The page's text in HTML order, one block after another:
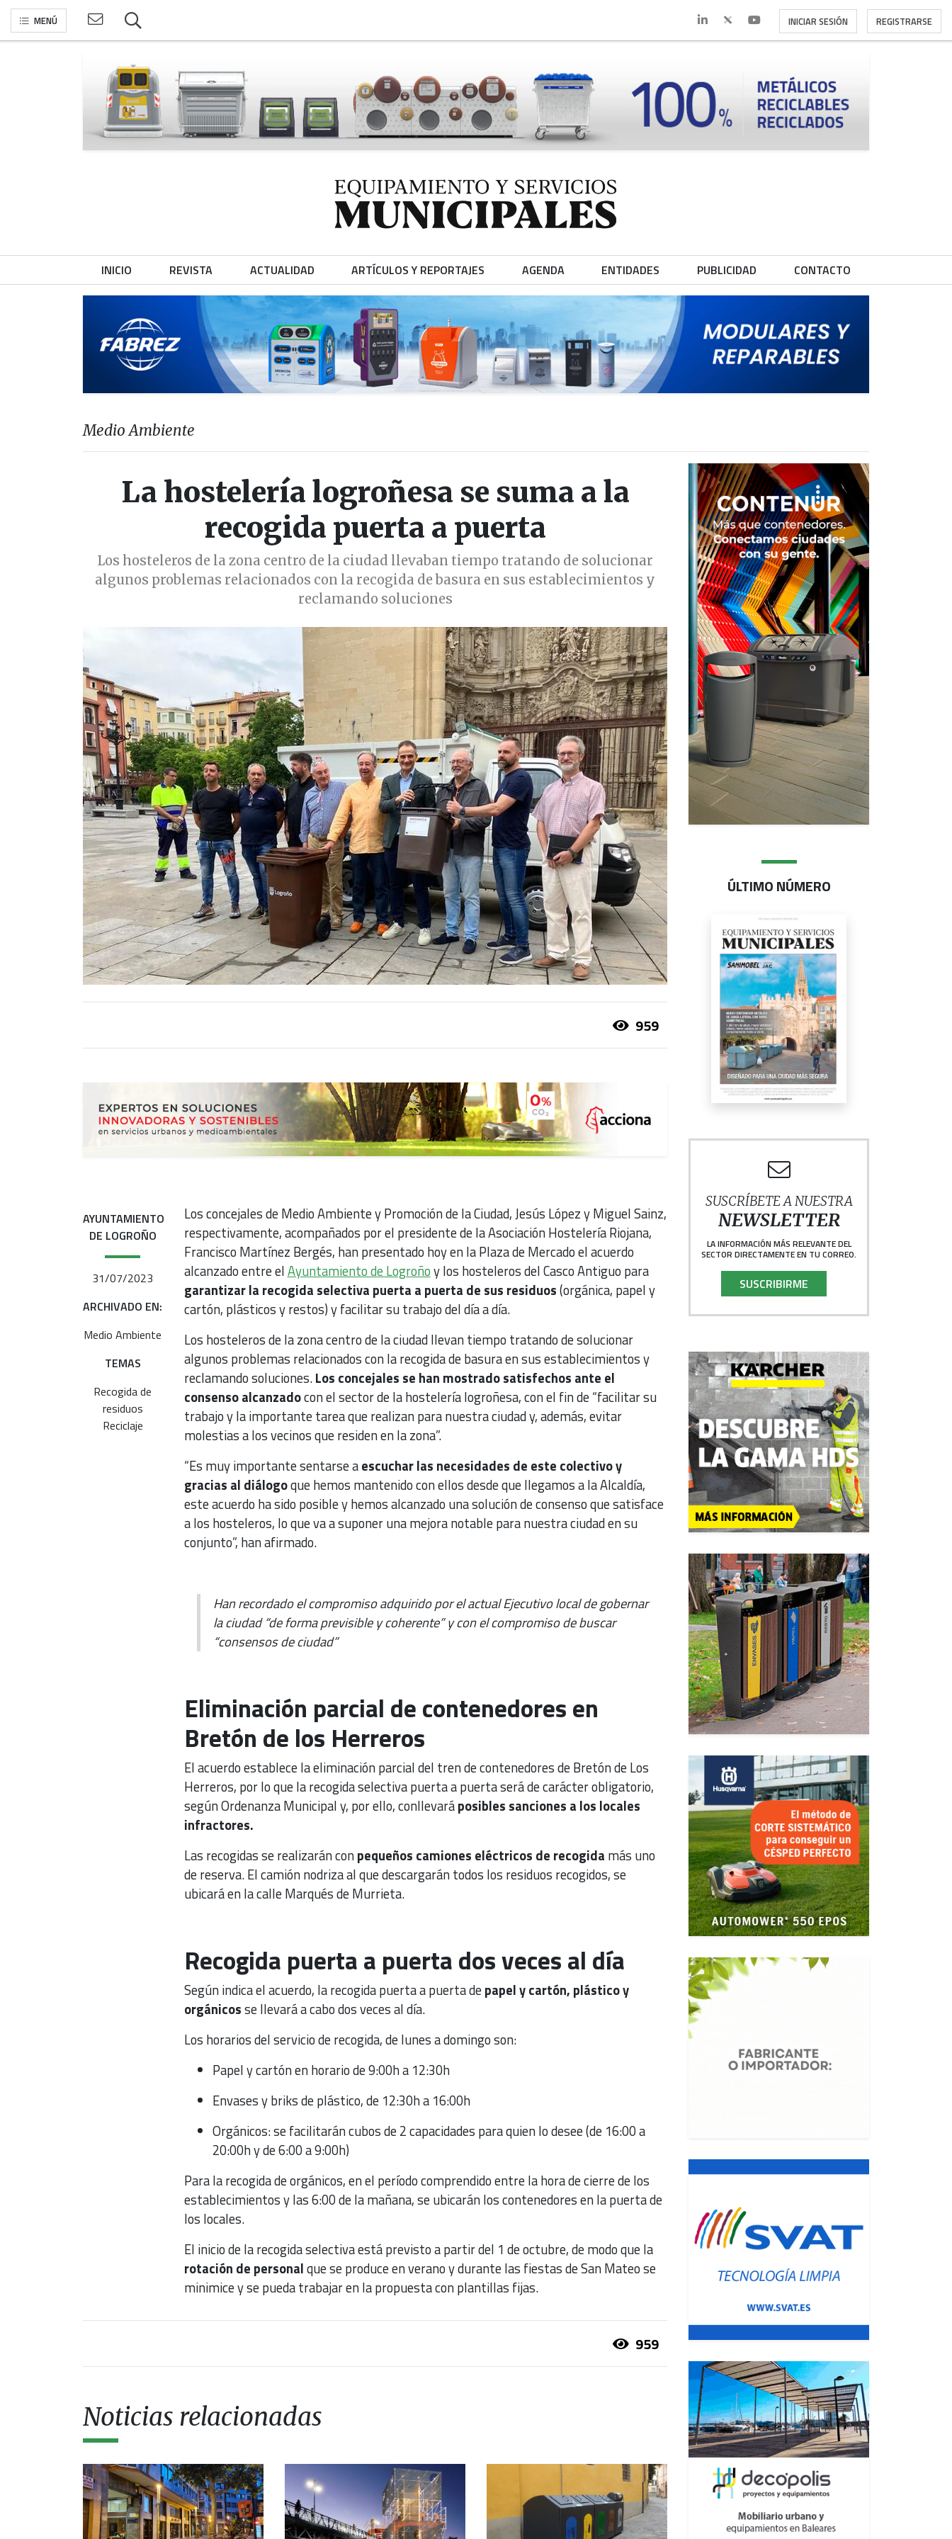
MENÚ INICIAR SESIÓN REGISTRARSE
INICIO REVISTA ACTUALIDAD ARTÍCULOS Y REPORTAJES AGENDA ENTIDADES PUBLICIDAD CONTACTO
Medio Ambiente
La hostelería logroñesa se suma a la
recogida puerta a puerta
Los hosteleros de la zona centro de la ciudad llevaban tiempo tratando de solucionar
algunos problemas relacionados con la recogida de basura en sus establecimientos y
reclamando soluciones
959
AYUNTAMIENTO
DE LOGROÑO
31/07/2023
ARCHIVADO EN:
Medio Ambiente
TEMAS
Recogida de
residuos
Reciclaje
Los concejales de Medio Ambiente y Promoción de la Ciudad, Jesús López y Miguel Sainz,
respectivamente, acompañados por el presidente de la Asociación Hostelería Riojana,
Francisco Martínez Bergés, han presentado hoy en la Plaza de Mercado el acuerdo
alcanzado entre elAyuntamiento de Logroñoy los hosteleros del Casco Antiguo para
garantizar la recogida selectiva puerta a puerta de sus residuos(orgánica, papel y
cartón, plásticos y restos) y facilitar su trabajo del día a día.
Los hosteleros de la zona centro de la ciudad llevan tiempo tratando de solucionar
algunos problemas relacionados con la recogida de basura en sus establecimientos y
reclamando soluciones.Los concejales se han mostrado satisfechos ante el
consenso alcanzadocon el sector de la hostelería logroñesa, con el fin de “facilitar su
trabajo y la importante tarea que realizan para nuestra ciudad y, además, evitar
molestias a los vecinos que residen en la zona”.
“Es muy importante sentarse aescuchar las necesidades de este colectivo y
gracias al diálogoque hemos mantenido con ellos desde que llegamos a la Alcaldía,
este acuerdo ha sido posible y hemos alcanzado una solución de consenso que satisface
a los hosteleros, lo que va a suponer una mejora notable para nuestra ciudad en su
conjunto”, han afirmado.
Han recordado el compromiso adquirido por el actual Ejecutivo local de gobernar
la ciudad “de forma previsible y coherente” y con el compromiso de buscar
“consensos de ciudad”
Eliminación parcial de contenedores en
Bretón de los Herreros
El acuerdo establece la eliminación parcial del tren de contenedores de Bretón de Los
Herreros, por lo que la recogida selectiva puerta a puerta será de carácter obligatorio,
según Ordenanza Municipal y, por ello, conllevaráposibles sanciones a los locales
infractores.
Las recogidas se realizarán conpequeños camiones eléctricos de recogida más uno
de reserva. El camión nodriza al que descargarán todos los residuos recogidos, se
ubicará en la calle Marqués de Murrieta.
Recogida puerta a puerta dos veces al día
Según indica el acuerdo, la recogida puerta a puerta depapel y cartón, plástico y
orgánicosse llevará a cabo dos veces al día.
Los horarios del servicio de recogida, de lunes a domingo son:
Papel y cartón en horario de 9:00h a 12:30h
Envases y briks de plástico, de 12:30h a 16:00h
Orgánicos: se facilitarán cubos de 2 capacidades para quien lo desee (de 16:00 a
20:00h y de 6:00 a 9:00h)
Para la recogida de orgánicos, en el período comprendido entre la hora de cierre de los
establecimientos y las 6:00 de la mañana, se ubicarán los contenedores en la puerta de
los locales.
El inicio de la recogida selectiva está previsto a partir del 1 de octubre, de modo que la
rotación de personalque se produce en verano y durante las fiestas de San Mateo se
minimice y se pueda trabajar en la propuesta con plantillas fijas.
959
Noticias relacionadas
ÚLTIMO NÚMERO
SUSCRÍBETE A NUESTRA
NEWSLETTER
LA INFORMACIÓN MÁS RELEVANTE DEL
SECTOR DIRECTAMENTE EN TU CORREO.
SUSCRIBIRME